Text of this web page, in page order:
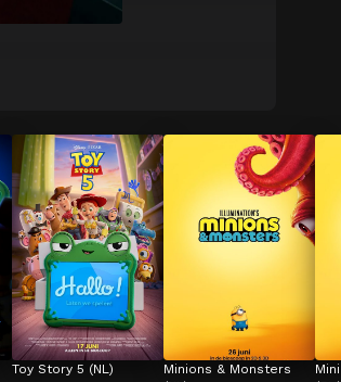
Toy Story 5 (NL)
Minions & Monsters